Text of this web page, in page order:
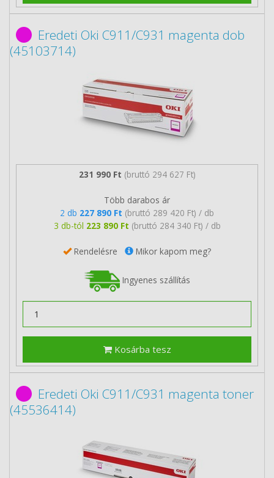
Eredeti Oki C911/C931 magenta dob
(45103714)
231 990 Ft (bruttó 294 627 Ft)
Több darabos ár
2 db 227 890 Ft (bruttó 289 420 Ft) / db
3 db-tól 223 890 Ft (bruttó 284 340 Ft) / db
Rendelésre Mikor kapom meg?
Ingyenes szállítás
Kosárba tesz
Eredeti Oki C911/C931 magenta toner
(45536414)